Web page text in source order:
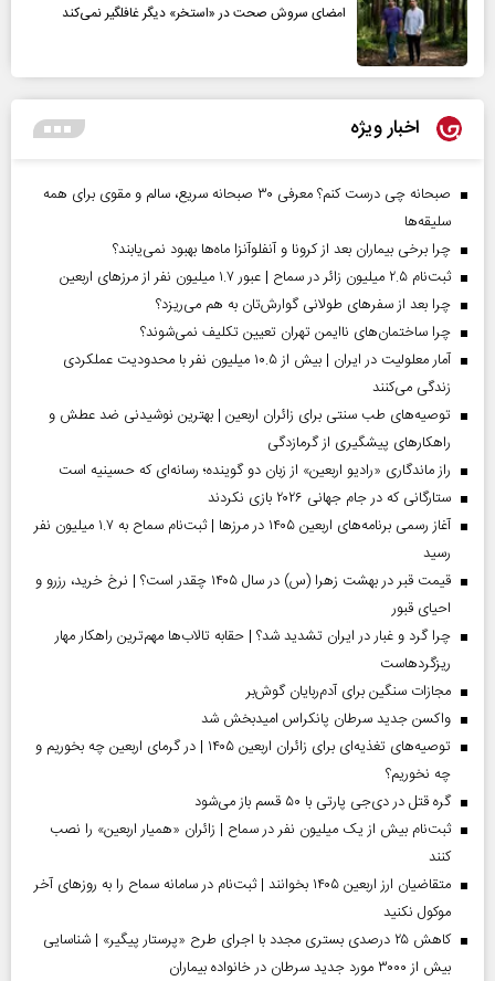
امضای سروش صحت در «استخر» دیگر غافلگیر نمی‌کند
اخبار ویژه
صبحانه چی درست کنم؟ معرفی ۳۰ صبحانه سریع، سالم و مقوی برای همه
سلیقه‌ها
چرا برخی بیماران بعد از کرونا و آنفلوآنزا ماه‌ها بهبود نمی‌یابند؟
ثبت‌نام ۲.۵ میلیون زائر در سماح | عبور ۱.۷ میلیون نفر از مرز‌های اربعین
چرا بعد از سفرهای طولانی گوارش‌تان به هم می‌ریزد؟
چرا ساختمان‌های ناایمن تهران تعیین تکلیف نمی‌شوند؟
آمار معلولیت در ایران | بیش از ۱۰.۵ میلیون نفر با محدودیت عملکردی
زندگی می‌کنند
توصیه‌های طب سنتی برای زائران اربعین | بهترین نوشیدنی ضد عطش و
راهکارهای پیشگیری از گرمازدگی
راز ماندگاری «رادیو اربعین» از زبان دو گوینده؛ رسانه‌ای که حسینیه است
ستارگانی که در جام جهانی ۲۰۲۶ بازی نکردند
آغاز رسمی برنامه‌های اربعین ۱۴۰۵ در مرز‌ها | ثبت‌نام سماح به ۱.۷ میلیون نفر
رسید
قیمت قبر در بهشت زهرا (س) در سال ۱۴۰۵ چقدر است؟ | نرخ خرید، رزرو و
احیای قبور
چرا گرد و غبار در ایران تشدید شد؟ | حقابه تالاب‌ها مهم‌ترین راهکار مهار
ریزگردهاست
مجازات سنگین برای آدم‌ربایان گوش‌بر
واکسن جدید سرطان پانکراس امیدبخش شد
توصیه‌های تغذیه‌ای برای زائران اربعین ۱۴۰۵ | در گرمای اربعین چه بخوریم و
چه نخوریم؟
گره قتل در دی‌جی پارتی با ۵۰ قسم باز می‌شود
ثبت‌نام بیش از یک میلیون نفر در سماح | زائران «همیار اربعین» را نصب
کنند
متقاضیان ارز اربعین ۱۴۰۵ بخوانند | ثبت‌نام در سامانه سماح را به روز‌های آخر
موکول نکنید
کاهش ۲۵ درصدی بستری مجدد با اجرای طرح «پرستار پیگیر» | شناسایی
بیش از ۳۰۰۰ مورد جدید سرطان در خانواده بیماران